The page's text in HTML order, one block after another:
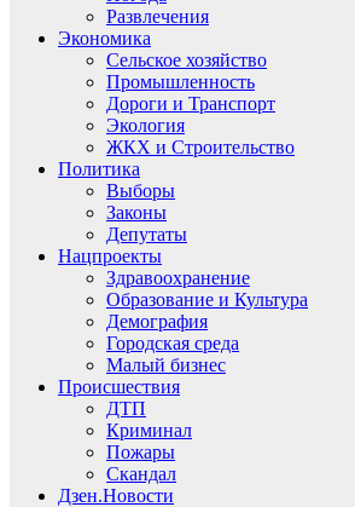
Развлечения
Экономика
Сельское хозяйство
Промышленность
Дороги и Транспорт
Экология
ЖКХ и Строительство
Политика
Выборы
Законы
Депутаты
Нацпроекты
Здравоохранение
Образование и Культура
Демография
Городская среда
Малый бизнес
Происшествия
ДТП
Криминал
Пожары
Скандал
Дзен.Новости